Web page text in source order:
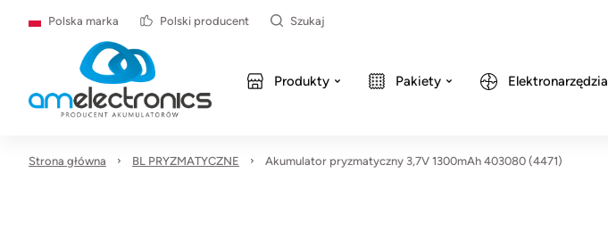
Polska marka Polski producent Szukaj
Produkty Pakiety Elektronarzędzia
Strona główna BL PRYZMATYCZNE Akumulator pryzmatyczny 3,7V 1300mAh 403080 (4471)